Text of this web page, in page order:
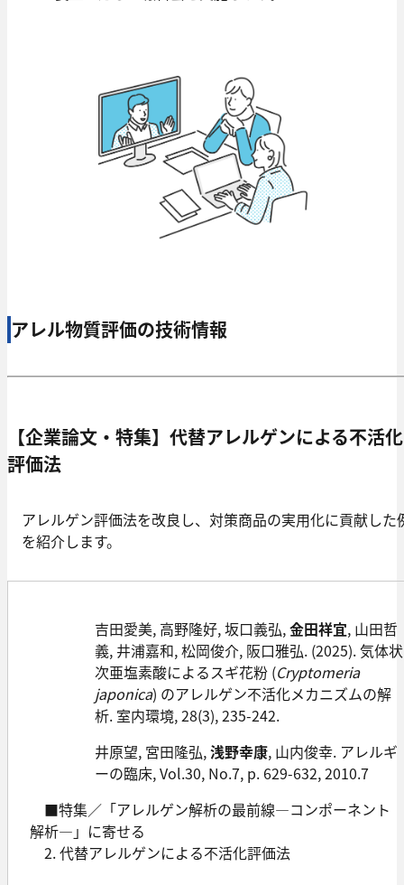
アレル物質評価の技術情報
【企業論文・特集】代替アレルゲンによる不活化
評価法
アレルゲン評価法を改良し、対策商品の実用化に貢献した
を紹介します。
吉田愛美, 高野隆好, 坂口義弘,金田祥宜, 山田哲
義, 井浦嘉和, 松岡俊介, 阪口雅弘. (2025). 気体状
次亜塩素酸によるスギ花粉 (Cryptomeria
japonica) のアレルゲン不活化メカニズムの解
析. 室内環境, 28(3), 235-242.
井原望, 宮田隆弘,浅野幸康, 山内俊幸. アレルギ
ーの臨床, Vol.30, No.7, p. 629-632, 2010.7
■特集／「アレルゲン解析の最前線―コンポーネント
解析―」に寄せる
2. 代替アレルゲンによる不活化評価法